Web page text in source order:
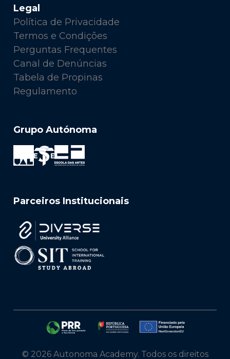
Legal
Política de Privacidade
Termos e Condições
Perguntas Frequentes
Canal de Denúncias
Tabela de Propinas
Regulamento
Grupo Autónoma
Parceiros Institucionais
© 2026 Autonoma Academy. Todos os direitos